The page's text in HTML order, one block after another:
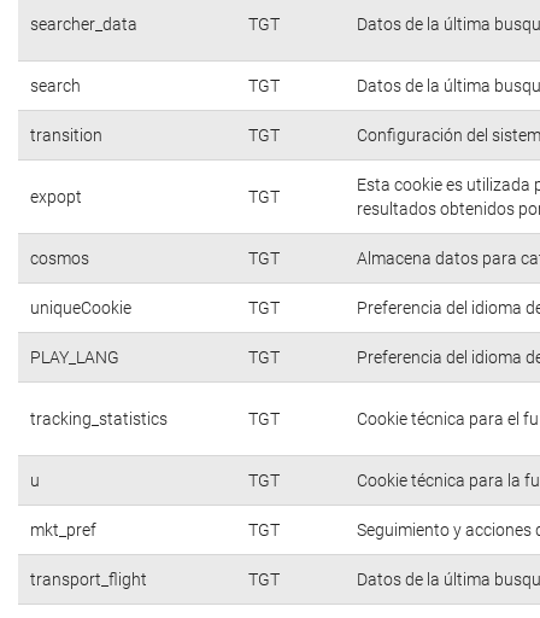
searcher_data TGT Datos de la última
search TGT Datos de la última
transition TGT Configuración del
expopt TGT
Esta cookie es utilizada
resultados obtenidos
cosmos TGT Almacena datos para
uniqueCookie TGT Preferencia del idioma
PLAY_LANG TGT Preferencia del idioma
tracking_statistics TGT Cookie técnica para el
u TGT Cookie técnica para la
mkt_pref TGT Seguimiento y acciones
transport_flight TGT Datos de la última